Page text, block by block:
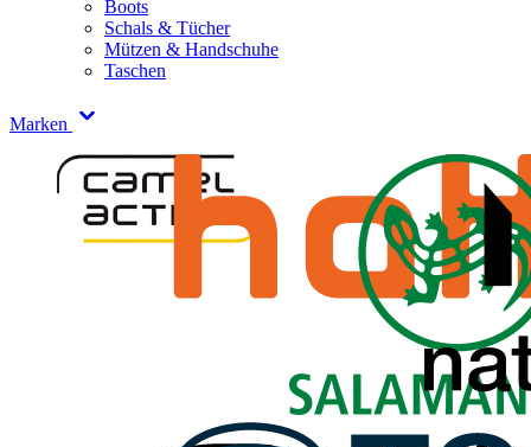
Boots
Schals & Tücher
Mützen & Handschuhe
Taschen
Marken